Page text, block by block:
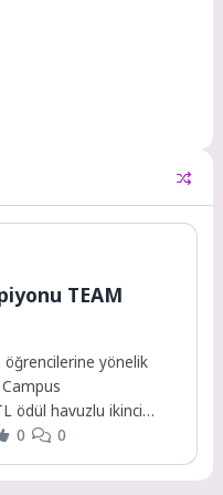
TEAM
öğrencilerine yönelik
ödül havuzlu ikinci
0 0